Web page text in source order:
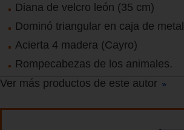
Diana de velcro león (35 cm)
Dominó triangular en caja de metal
Acierta 4 madera (Cayro)
Rompecabezas de los animales.
Ver más productos de este autor